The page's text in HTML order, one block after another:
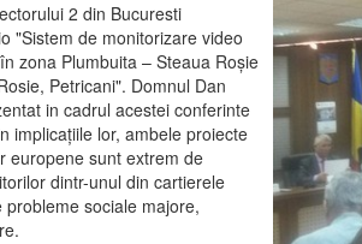
2 din Bucuresti
"Sistem de monitorizare video
zona Plumbuita – Steaua Roșie
Petricani". Domnul Dan
in cadrul acestei conferinte
implicațiile lor, ambele proiecte
europene sunt extrem de
dintr-unul din cartierele
sociale majore,